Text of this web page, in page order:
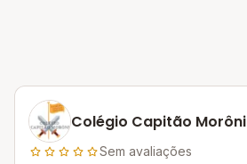
Colégio Capitão Morôni
Sem avaliações